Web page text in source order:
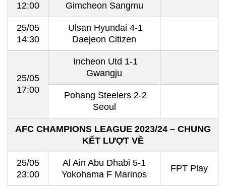
12:00
Gimcheon Sangmu
25/05
14:30
Ulsan Hyundai 4-1
Daejeon Citizen
25/05
17:00
Incheon Utd 1-1
Gwangju
Pohang Steelers 2-2
Seoul
AFC CHAMPIONS LEAGUE 2023/24 – CHUNG
KẾT LƯỢT VỀ
25/05
23:00
Al Ain Abu Dhabi 5-1
Yokohama F Marinos
FPT Play